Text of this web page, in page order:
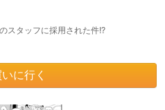
スタッフに採用された件!?
に行く